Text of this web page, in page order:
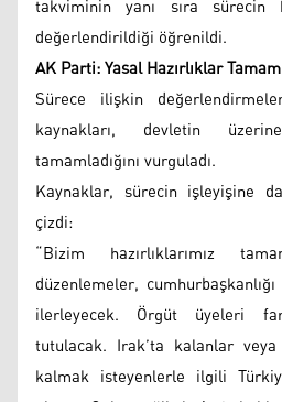
takviminin yanı sıra sürecin
değerlendirildiği öğrenildi.
AK Parti: Yasal Hazırlıklar Tamam
Sürece ilişkin
kaynakları, devletin
tamamladığını vurguladı.
Kaynaklar, sürecin işleyişine
çizdi:
“Bizim hazırlıklarımız
düzenlemeler,
ilerleyecek. Örgüt üyeleri
tutulacak. Irak’ta kalanlar veya
kalmak isteyenlerle ilgili